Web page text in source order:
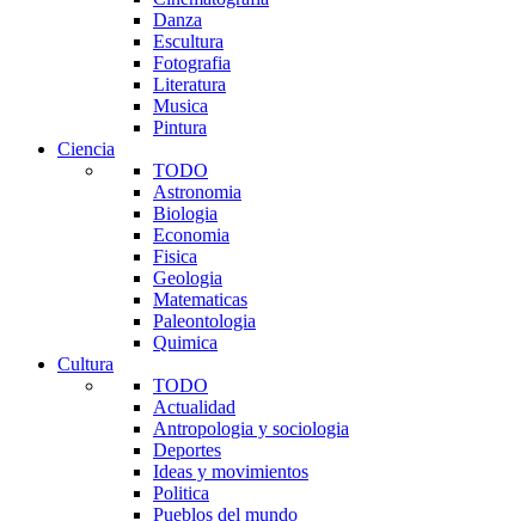
Danza
Escultura
Fotografia
Literatura
Musica
Pintura
Ciencia
TODO
Astronomia
Biologia
Economia
Fisica
Geologia
Matematicas
Paleontologia
Quimica
Cultura
TODO
Actualidad
Antropologia y sociologia
Deportes
Ideas y movimientos
Politica
Pueblos del mundo